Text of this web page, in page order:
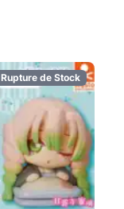
Rupture de Stock